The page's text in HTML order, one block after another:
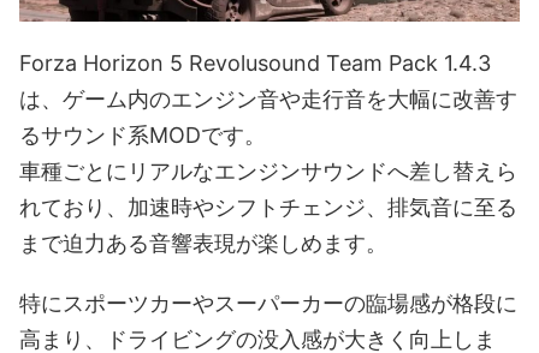
Forza Horizon 5 Revolusound Team Pack 1.4.3
は、ゲーム内のエンジン音や走行音を大幅に改善す
るサウンド系MODです。
車種ごとにリアルなエンジンサウンドへ差し替えら
れており、加速時やシフトチェンジ、排気音に至る
まで迫力ある音響表現が楽しめます。
特にスポーツカーやスーパーカーの臨場感が格段に
高まり、ドライビングの没入感が大きく向上しま